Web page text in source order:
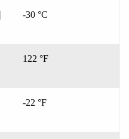
-30 °C
122 °F
-22 °F